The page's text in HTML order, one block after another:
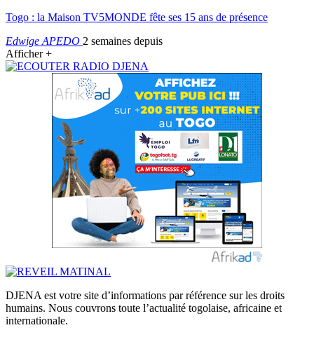
Togo : la Maison TV5MONDE fête ses 15 ans de présence
Edwige APEDO 2 semaines depuis
Afficher +
DJENA est votre site d’informations par référence sur les droits
humains. Nous couvrons toute l’actualité togolaise, africaine et
internationale.